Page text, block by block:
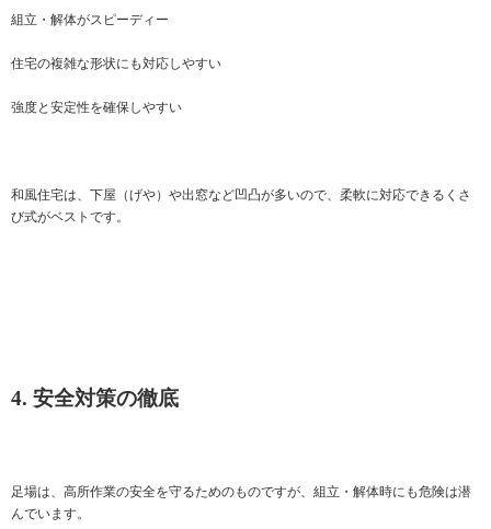
組立・解体がスピーディー
住宅の複雑な形状にも対応しやすい
強度と安定性を確保しやすい
和風住宅は、下屋（げや）や出窓など凹凸が多いので、柔軟に対応できるくさ
び式がベストです。
4. 安全対策の徹底
足場は、高所作業の安全を守るためのものですが、組立・解体時にも危険は潜
んでいます。